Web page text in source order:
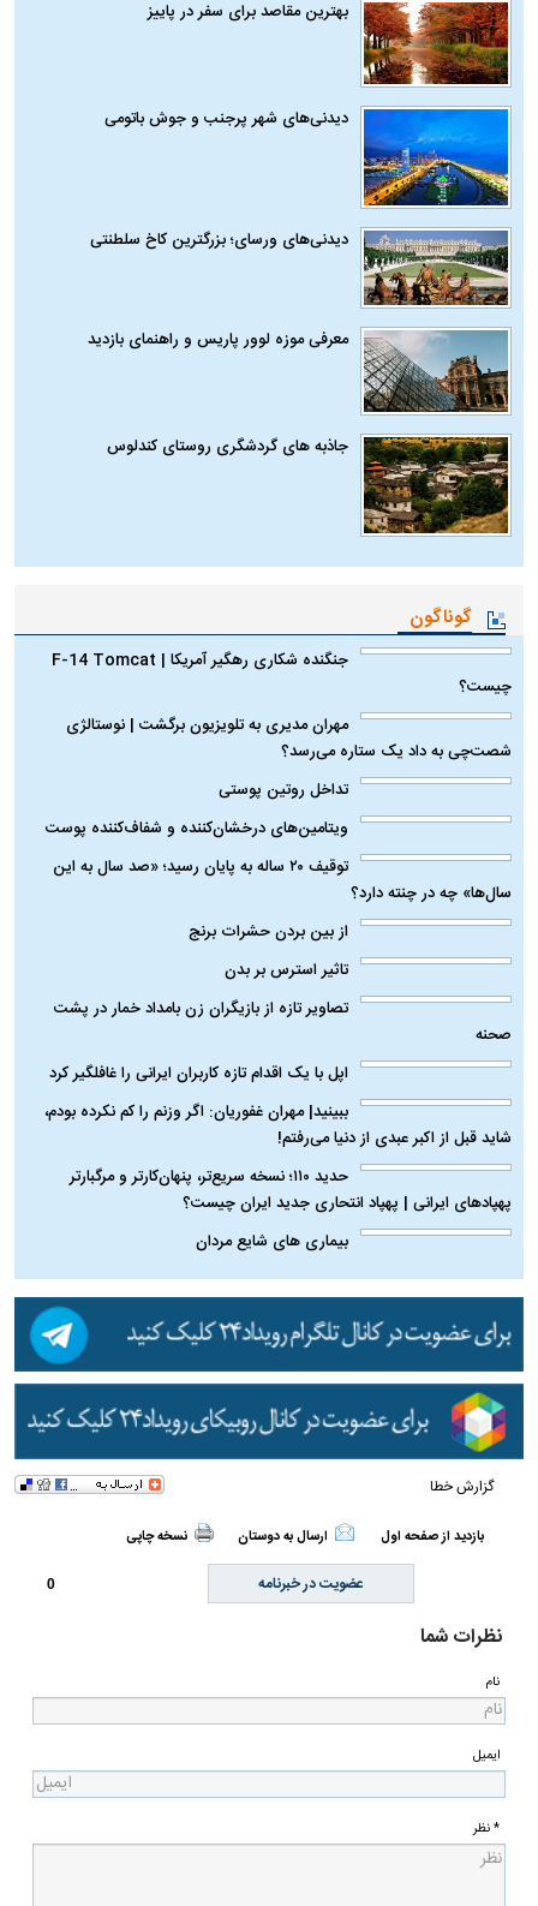
بهترین مقاصد برای سفر در پاییز
دیدنی‌های شهر پرجنب و جوش باتومی
دیدنی‌های ورسای؛ بزرگترین کاخ سلطنتی
معرفی موزه لوور پاریس و راهنمای بازدید
جاذبه های گردشگری روستای کندلوس
گوناگون
جنگنده شکاری رهگیر آمریکا | F-14 Tomcat
چیست؟
مهران مدیری به تلویزیون برگشت | نوستالژی
شصت‌چی به داد یک ستاره می‌رسد؟
تداخل روتین پوستی
ویتامین‌های درخشان‌کننده و شفاف‌کننده پوست
توقیف ۲۰ ساله به پایان رسید؛ «صد سال به این
سال‌ها» چه در چنته دارد؟
از بین بردن حشرات برنج
تاثیر استرس بر بدن
تصاویر تازه از بازیگران زن بامداد خمار در پشت
صحنه
اپل با یک اقدام تازه کاربران ایرانی را غافلگیر کرد
ببینید| مهران غفوریان: اگر وزنم را کم نکرده بودم،
شاید قبل از اکبر عبدی از دنیا می‌رفتم!
حدید ۱۱۰؛ نسخه سریع‌تر، پنهان‌کارتر و مرگبارتر
پهپادهای ایرانی | پهپاد انتحاری جدید ایران چیست؟
بیماری‌ های شایع مردان
گزارش خطا
بازدید از صفحه اول ارسال به دوستان نسخه چاپی
0 عضویت در خبرنامه
نظرات شما
نام
ایمیل
* نظر